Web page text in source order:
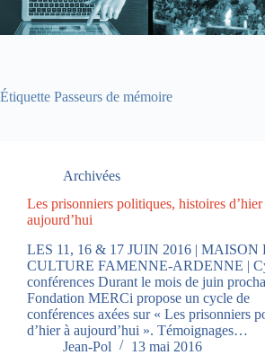
Étiquette Passeurs de mémoire
Archivées
Les prisonniers politiques, histoires d’hier
aujourd’hui
LES 11, 16 & 17 JUIN 2016 | MAISON
CULTURE FAMENNE-ARDENNE |
conférences Durant le mois de juin
Fondation MERCi propose un cycle de
conférences axées sur « Les prisonniers
d’hier à aujourd’hui ». Témoignages…
Jean-Pol
13 mai 2016